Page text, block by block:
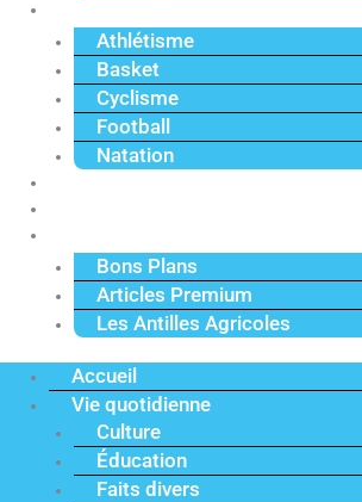
Athlétisme
Basket
Cyclisme
Football
Natation
Bons Plans
Articles Premium
Les Antilles Agricoles
Accueil
Vie quotidienne
Culture
Éducation
Faits divers